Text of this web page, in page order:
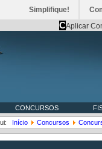
Simplifique!
CAplicar
CONCURSOS
Início Concursos